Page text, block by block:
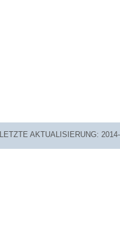
LETZTE AKTUALISIERUNG: